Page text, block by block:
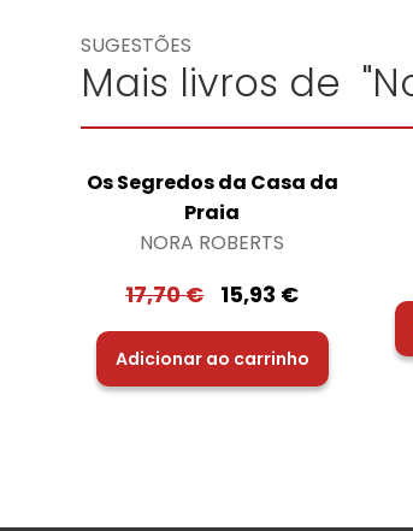
SUGESTÕES
Mais livros de
Os Segredos da Casa da
Praia
NORA ROBERTS
17,70€ 15,93 €
Adicionar ao carrinho